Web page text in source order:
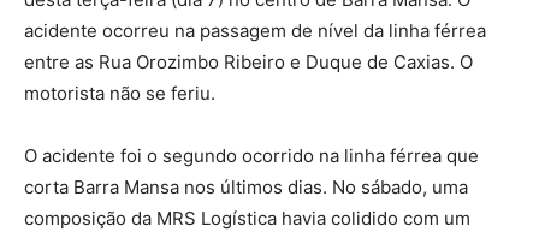
acidente ocorreu na passagem de nível da linha férrea
entre as Rua Orozimbo Ribeiro e Duque de Caxias. O
motorista não se feriu.
O acidente foi o segundo ocorrido na linha férrea que
corta Barra Mansa nos últimos dias. No sábado, uma
composição da MRS Logística havia colidido com um